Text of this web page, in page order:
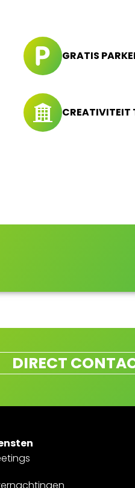
GRATIS
CREATIVITEIT
DIRECT